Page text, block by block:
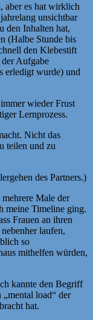
aber es hat wirklich
unsichtbar
den Inhalten hat,
(Halbe Stunde bis
den Klebestift
Aufgabe
erledigt wurde) und
wieder Frust
Lernprozess.
Nicht das
teilen und zu
des Partners.)
Male der
meine Timeline ging.
Frauen an ihren
laufen,
so
mithelfen würden,
kannte den Begriff
load“ der
hat.